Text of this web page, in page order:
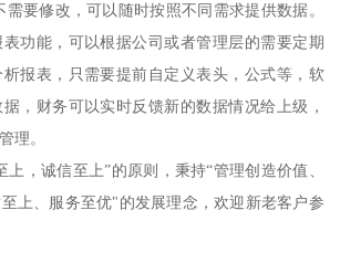
要修改，可以随时按照不同需求提供数据。
功能，可以根据公司或者管理层的需要定期
报表，只需要提前自定义表头，公式等，软
，财务可以实时反馈新的数据情况给上级，
理。
上，诚信至上”的原则，秉持“管理创造价值、
上、服务至优"的发展理念，欢迎新老客户参